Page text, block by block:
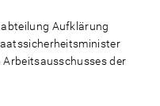
Aufklärung
der